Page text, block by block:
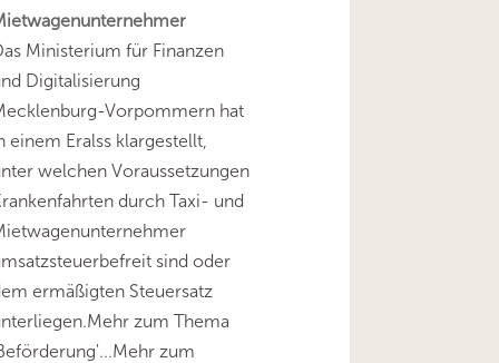
Ministerium für Finanzen
Digitalisierung
Vorpommern hat
einem Eralss klargestellt,
welchen Voraussetzungen
durch Taxi- und
sind oder
ermäßigten Steuersatz
zum Thema
zum